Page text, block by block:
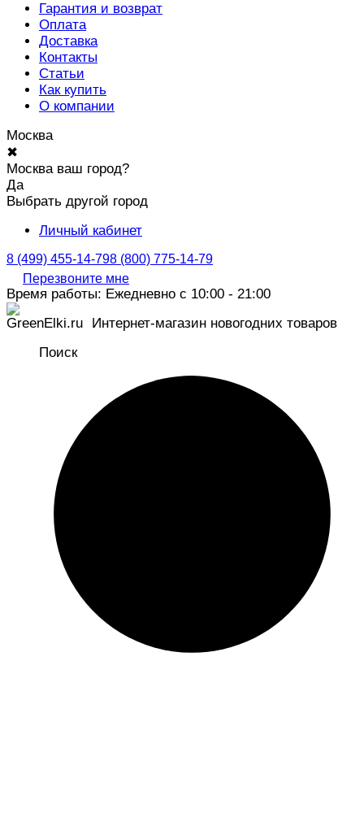
Гарантия и возврат
Оплата
Доставка
Контакты
Статьи
Как купить
О компании
Москва
✖
Москва ваш город?
Да
Выбрать другой город
Личный кабинет
8 (499) 455-14-798 (800) 775-14-79
Перезвоните мне
Время работы: Ежедневно с 10:00 - 21:00
Интернет-магазин новогодних товаров
Поиск